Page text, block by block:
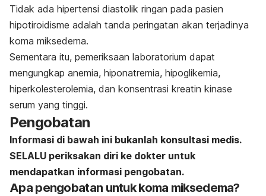
Tidak ada hipertensi diastolik ringan pada pasien
hipotiroidisme adalah tanda peringatan akan terjadinya
koma miksedema.
Sementara itu, pemeriksaan laboratorium dapat
mengungkap anemia, hiponatremia, hipoglikemia,
hiperkolesterolemia, dan konsentrasi kreatin kinase
serum yang tinggi.
Pengobatan
Informasi di bawah ini bukanlah konsultasi medis.
SELALU periksakan diri ke dokter untuk
mendapatkan informasi pengobatan.
Apa pengobatan untuk koma miksedema?